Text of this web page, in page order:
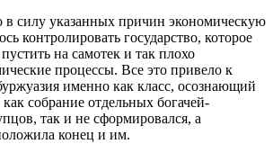
в силу указанных причин экономическую
контролировать государство, которое
на самотек и так плохо
процессы. Все это привело к
именно как класс, осознающий
собрание отдельных богачей-
так и не сформировался, а
конец и им.